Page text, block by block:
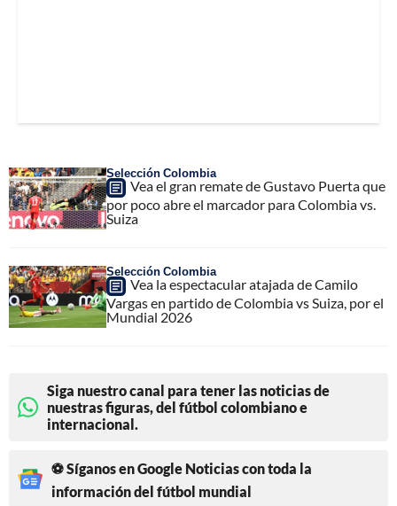
Selección Colombia
Vea el gran remate de Gustavo Puerta que
por poco abre el marcador para Colombia vs.
Suiza
Selección Colombia
Vea la espectacular atajada de Camilo
Vargas en partido de Colombia vs Suiza, por el
Mundial 2026
Siga nuestro canal para tener las noticias de
nuestras figuras, del fútbol colombiano e
internacional.
⚽ Síganos en Google Noticias con toda la
información del fútbol mundial